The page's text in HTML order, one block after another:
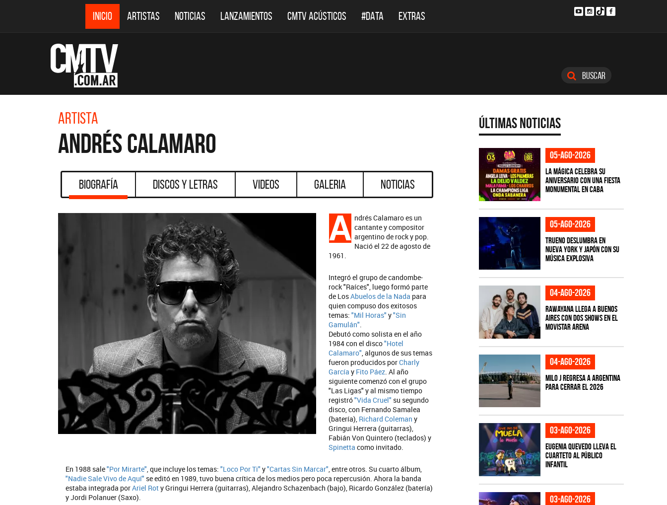
INICIO ARTISTAS NOTICIAS LANZAMIENTOS CMTV ACÚSTICOS #DATA EXTRAS
Buscar
Artista
Andrés Calamaro
Biografía Discos y Letras Videos Galeria Noticias
A ndrés Calamaro es un
cantante y compositor
argentino de rock y pop.
Nació el 22 de agosto de
1961.
Integró el grupo de candombe-
rock "Raíces", luego formó parte
de LosAbuelos de la Nada para
quien compuso dos exitosos
temas: "Mil Horas" y"Sin
Gamulán".
Debutó como solista en el año
1984 con el disco"Hotel
Calamaro", algunos de sus temas
fueron producidos porCharly
García y Fito Páez. Al año
siguiente comenzó con el grupo
"Las Ligas" y al mismo tiempo
registró"Vida Cruel" su segundo
disco, con Fernando Samalea
(batería), Richard Coleman y
Gringui Herrera (guitarras),
Fabián Von Quintero (teclados) y
Spinetta como invitado.
En 1988 sale"Por Mirarte", que incluye los temas: "Loco Por Ti" y"Cartas Sin Marcar", entre otros. Su cuarto álbum,
"Nadie Sale Vivo de Aquí" se editó en 1989, tuvo buena crítica de los medios pero poca repercusión. Ahora la banda
estaba integrada porAriel Roty Gringui Herrera (guitarras), Alejandro Schazenbach (bajo), Ricardo González (batería)
y Jordi Polanuer (Saxo).
Últimas Noticias
05-ago-2026
La Mágica celebra su
aniversario con una fiesta
monumental en CABA
05-ago-2026
TRUENO deslumbra en
Nueva York y Japón con su
música explosiva
04-ago-2026
Rawayana llega a Buenos
Aires con dos shows en el
Movistar Arena
04-ago-2026
Milo J regresa a Argentina
para cerrar el 2026
03-ago-2026
Eugenia Quevedo lleva el
cuarteto al público
infantil
03-ago-2026